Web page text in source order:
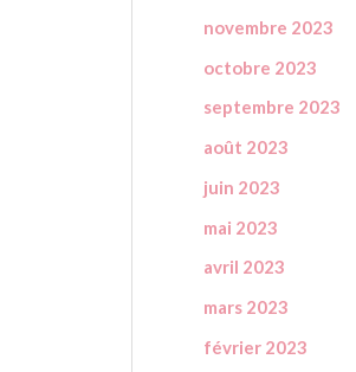
novembre 2023
octobre 2023
septembre 2023
août 2023
juin 2023
mai 2023
avril 2023
mars 2023
février 2023